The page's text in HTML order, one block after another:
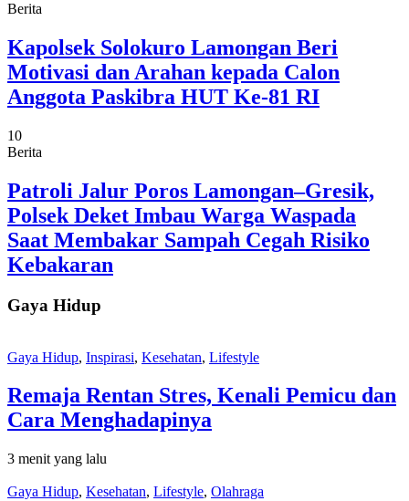
Berita
Kapolsek Solokuro Lamongan Beri
Motivasi dan Arahan kepada Calon
Anggota Paskibra HUT Ke-81 RI
10
Berita
Patroli Jalur Poros Lamongan–Gresik,
Polsek Deket Imbau Warga Waspada
Saat Membakar Sampah Cegah Risiko
Kebakaran
Gaya Hidup
Gaya Hidup, Inspirasi, Kesehatan, Lifestyle
Remaja Rentan Stres, Kenali Pemicu dan
Cara Menghadapinya
3 menit yang lalu
Gaya Hidup, Kesehatan, Lifestyle, Olahraga